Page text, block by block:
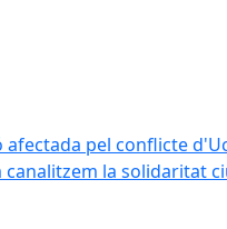
afectada pel conflicte
canalitzem la solidaritat